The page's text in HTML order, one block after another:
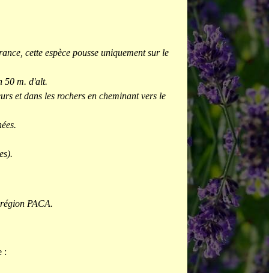
cette espèce pousse uniquement sur le
50 m. d'alt.
et dans les rochers en cheminant vers le
PACA.
: